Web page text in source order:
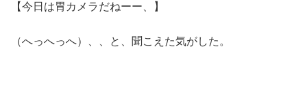
【今日は胃カメラだねーー、】
（へっへっへ）、、と、聞こえた気がした。